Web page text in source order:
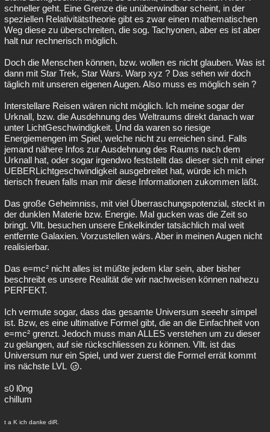
schneller geht. Eine Grenze die unüberwindbar scheint, in der
speziellen Relativitätstheorie gibt es zwar einen mathematischen
Weg diese zu überschreiten, die sog. Tachyonen, aber es ist aber
halt nur rechnerisch möglich.
Doch die Menschen können, bzw. wollen es nicht glauben. Was ist
dann mit Star Trek, Star Wars. Warp xyz ? Das sehen wir doch
täglich mit unseren eigenen Augen. Also muss es möglich sein ?
Interstellare Reisen wären nicht möglich. Ich meine sogar der
Urknall, bzw. die Ausdehnung des Weltraums direkt danach war
unter LichtGeschwindigkeit. Und da waren so riesige
Energiemengen im Spiel, welche nicht zu erreichen sind. Falls
jemand nähere Infos zur Ausdehnung des Raums nach dem
Urknall hat, oder sogar irgendwo feststellt das dieser sich mit einer
UEBERLichtgeschwindigkeit ausgebreitet hat, würde ich mich
tierisch freuen falls man mir diese Informationen zukommen läßt.
Das große Geheimniss, mit viel Überraschungspotenzial, steckt in
der dunklen Materie bzw. Energie. Mal gucken was die Zeit so
bringt. Vllt. besuchen unsere Enkelkinder tatsächlich mal weit
entfernte Galaxien. Vorzustellen wärs. Aber in meinen Augen nicht
realisierbar.
Das e=mc² nicht alles ist müßte jedem klar sein, aber bisher
beschreibt es unsere Realität die wir nachweisen können nahezu
PERFEKT.
Ich vermute sogar, dass das gesamte Universum seeehr simpel
ist. Bzw, es eine ultimative Formel gibt, die an die Einfachheit von
e=mc² grenzt. Jedoch muss man ALLES verstehen um zu dieser
zu gelangen, auf sie rückschliessen zu können. Vllt. ist das
Universum nur ein Spiel, und wer zuerst die Formel errät kommt
ins nächste LVL
.
s0 l0ng
chillum
t a K ich danke diR.